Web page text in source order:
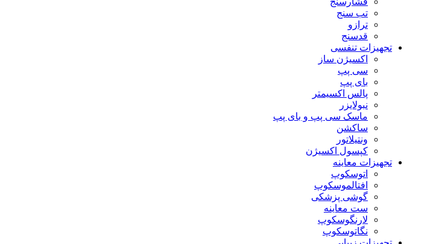
تب سنج
ترازو
قدسنج
تجهیزات تنفسی
اکسیژن ساز
سی پپ
بای پپ
پالس اکسیمتر
نبولایزر
ماسک سی پپ و بای پپ
ساکشن
ونتیلاتور
کپسول اکسیژن
تجهیزات معاینه
اتوسکوپ
افتالموسکوپ
گوشی پزشکی
ست معاینه
لارنگوسکوپ
نگاتوسکوپ